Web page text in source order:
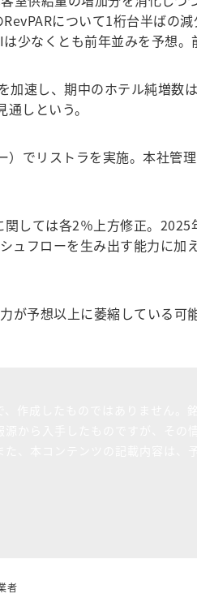
について1桁台半ばの
少なくとも前年並みを予想
速し、期中のホテル純増数
しという。
でリストラを実施。本社管
ては各2％上方修正。
ュフローを生み出す能力に
予想以上に萎縮している可
者